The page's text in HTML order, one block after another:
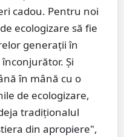
cadou. Pentru noi
ecologizare să fie
generații în
Și
în mână cu o
de ecologizare,
tradiționalul
din apropiere",